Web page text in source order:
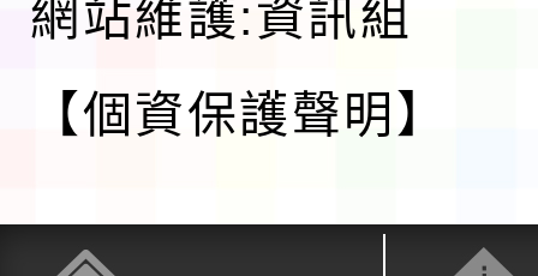
網站維護:資訊組
【個資保護聲明】